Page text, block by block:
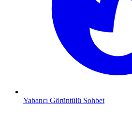
Yabancı Görüntülü Sohbet